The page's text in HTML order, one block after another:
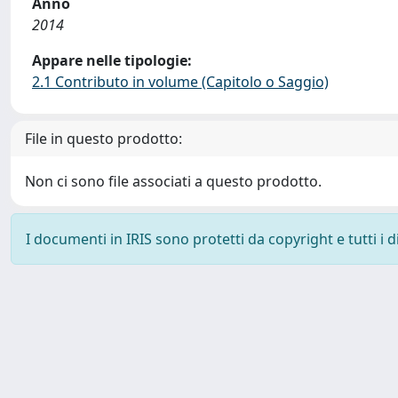
2014
Appare nelle tipologie:
2.1 Contributo in volume (Capitolo o Saggio)
File in questo prodotto:
Non ci sono file associati a questo prodotto.
I documenti in IRIS sono protetti da copyright e tutti i